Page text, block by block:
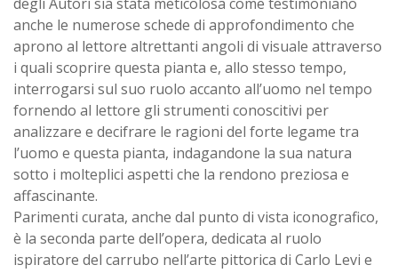
anche le numerose schede di approfondimento che
aprono al lettore altrettanti angoli di visuale attraverso
i quali scoprire questa pianta e, allo stesso tempo,
interrogarsi sul suo ruolo accanto all’uomo nel tempo
fornendo al lettore gli strumenti conoscitivi per
analizzare e decifrare le ragioni del forte legame tra
l’uomo e questa pianta, indagandone la sua natura
sotto i molteplici aspetti che la rendono preziosa e
affascinante.
Parimenti curata, anche dal punto di vista iconografico,
è la seconda parte dell’opera, dedicata al ruolo
ispiratore del carrubo nell’arte pittorica di Carlo Levi e